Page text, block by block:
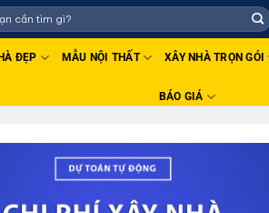
ĐẸP MẪU NỘI THẤT XÂY NHÀ TRỌN GÓI
BÁO GIÁ